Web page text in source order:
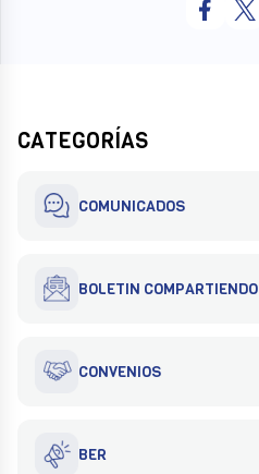
CATEGORÍAS
COMUNICADOS
BOLETIN COMPARTIENDO
CONVENIOS
BER